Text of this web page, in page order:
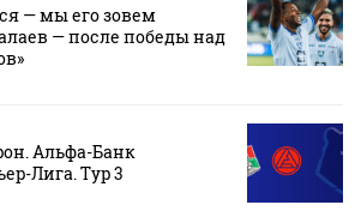
— мы его зовем
— после победы над
Альфа-Банк
Лига. Тур 3